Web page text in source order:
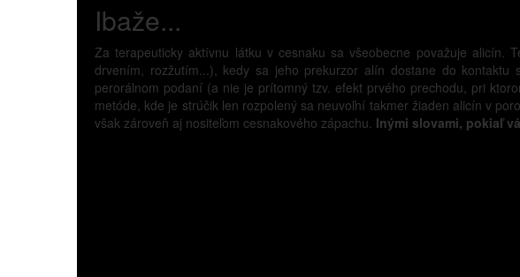
Ibaže...
Za terapeuticky aktívnu látku v cesnaku sa všeobecne považuje
drvením, rozžutím...), kedy sa jeho prekurzor alín dostane do
perorálnom podaní (a nie je prítomný tzv. efekt prvého prechodu, pri
metóde, kde je strúčik len rozpolený sa neuvoľní takmer žiaden alicín v
však zároveň aj nositeľom cesnakového zápachu. Inými slovami, pokiaľ